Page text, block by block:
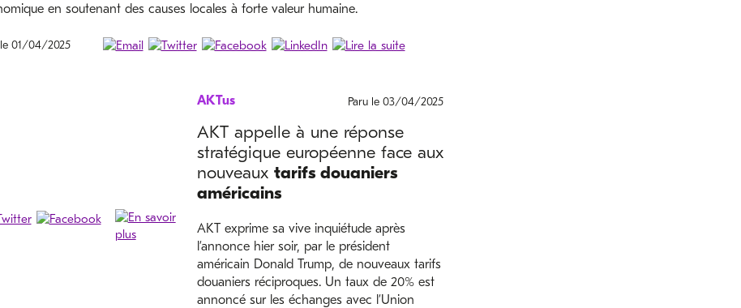
en soutenant des causes locales à forte valeur humaine.
le 01/04/2025
AKTus Paru le 03/04/2025
AKT appelle à une réponse
stratégique européenne face aux
nouveaux tarifs douaniers
américains
AKT exprime sa vive inquiétude après
l’annonce hier soir, par le président
américain Donald Trump, de nouveaux tarifs
douaniers réciproques. Un taux de 20% est
annoncé sur les échanges avec l’Union